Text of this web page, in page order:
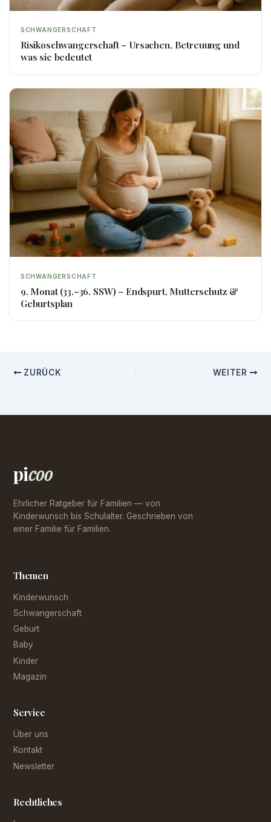
SCHWANGERSCHAFT
Risikoschwangerschaft – Ursachen, Betreuung und
was sie bedeutet
SCHWANGERSCHAFT
9. Monat (33.–36. SSW) – Endspurt, Mutterschutz &
Geburtsplan
ZURÜCK WEITER
picoo
Ehrlicher Ratgeber für Familien — von
Kinderwunsch bis Schulalter. Geschrieben von
einer Familie für Familien.
Themen
Kinderwunsch
Schwangerschaft
Geburt
Baby
Kinder
Magazin
Service
Über uns
Kontakt
Newsletter
Rechtliches